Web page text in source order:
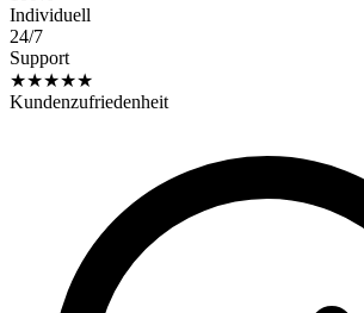
Individuell
24/7
Support
★★★★★
Kundenzufriedenheit